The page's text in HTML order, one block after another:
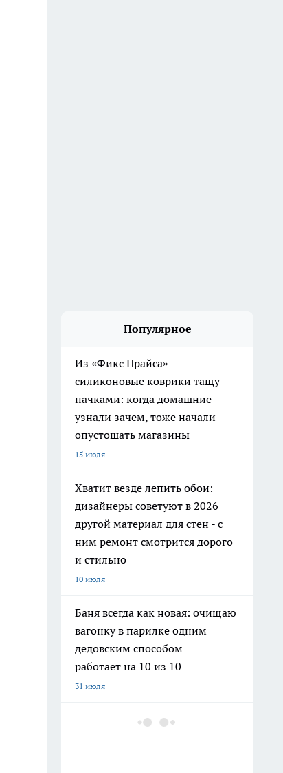
Популярное
Из «Фикс Прайса»
силиконовые коврики тащу
пачками: когда домашние
узнали зачем, тоже начали
опустошать магазины
15 июля
Хватит везде лепить обои:
дизайнеры советуют в 2026
другой материал для стен - с
ним ремонт смотрится дорого
и стильно
10 июля
Баня всегда как новая: очищаю
вагонку в парилке одним
дедовским способом —
работает на 10 из 10
31 июля
Как заправить бензин в